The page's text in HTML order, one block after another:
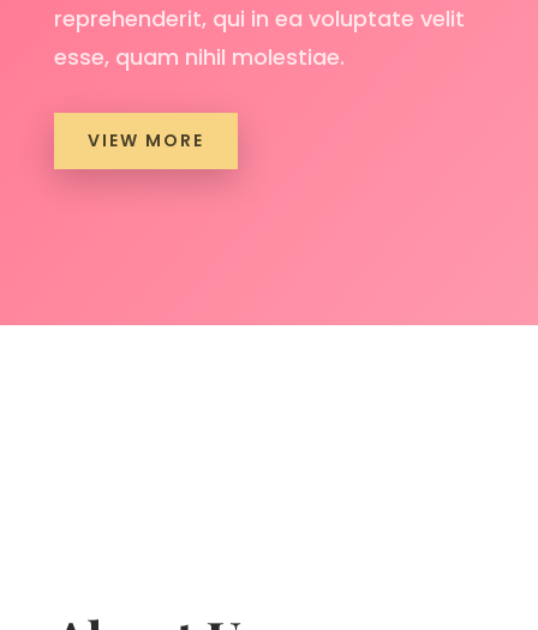
reprehenderit, qui in ea voluptate velit
esse, quam nihil molestiae.
VIEW MORE